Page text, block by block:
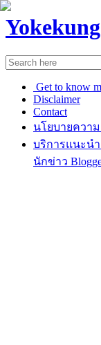
Get to know
Disclaimer
Contact
นโยบายควา
บริการแนะน
นักข่าว